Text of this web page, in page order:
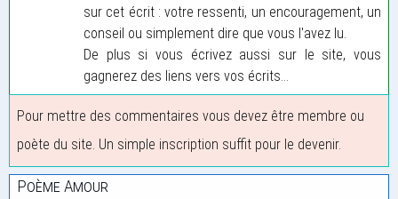
sur cet écrit : votre ressenti, un encouragement, un
conseil ou simplement dire que vous l'avez lu.
De plus si vous écrivez aussi sur le site, vous
gagnerez des liens vers vos écrits...
Pour mettre des commentaires vous devez être membre ou
poète du site. Un simple inscription suffit pour le devenir.
Poème Amour